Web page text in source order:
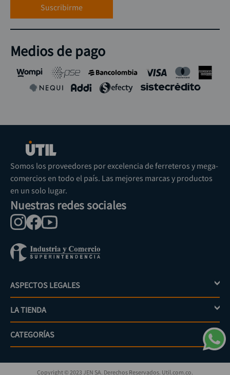
Suscribirme
Medios de pago
Somos los proveedores por excelencia de ferreteros y mega-
comercios en todo el país. Las mejores marcas y productos
en un solo lugar.
Nuestras redes sociales
ASPECTOS LEGALES +
Política de tratamiento de datos personales
Términos y condiciones
Políticas de devolución
LA TIENDA +
Mi cuenta
PQRs
CATEGORÍAS
Jardinería
Copyright © 2023 JEN SA. Derechos Reservados. Util.com.co.